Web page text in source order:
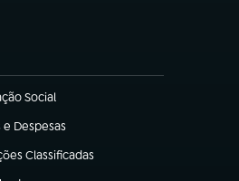
Social
nova aba)
e Despesas
nova aba)
Classificadas
nova aba)